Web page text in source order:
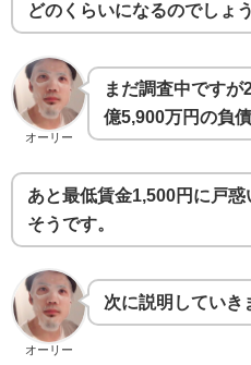
どのくらいになるのでしょ
オーリー
まだ調査中ですが
億5,900万円の負
あと最低賃金1,500円に戸
そうです。
オーリー
次に説明していき